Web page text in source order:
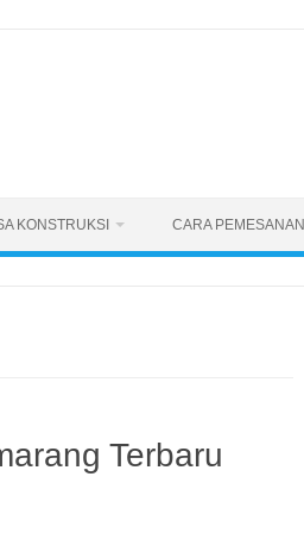
KONSTRUKSI CARA PEMESANAN
Terbaru